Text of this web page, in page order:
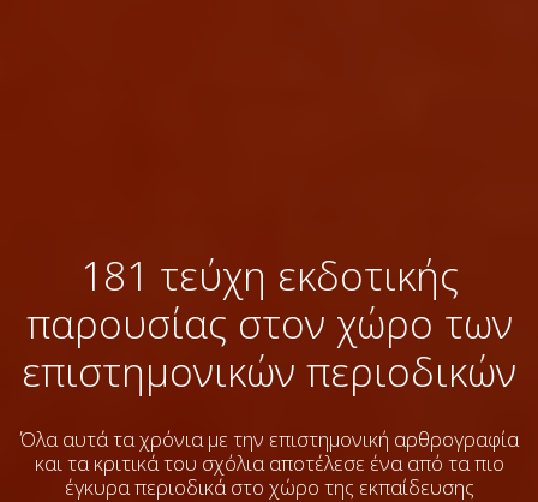
181 τεύχη εκδοτικής
παρουσίας στον χώρο των
επιστημονικών περιοδικών
Όλα αυτά τα χρόνια με την επιστημονική αρθρογραφία
και τα κριτικά του σχόλιααποτέλεσε ένα από τα πιο
έγκυρα περιοδικά στο χώρο της εκπαίδευσης